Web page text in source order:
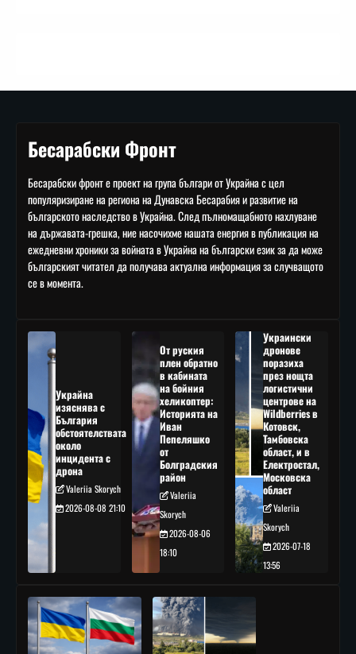
Бесарабски Фронт
Бесарабски фронт е проект на група българи от Украйна с цел
популяризиране на региона на Дунавска Бесарабия и развитие на
българското наследство в Украйна. След пълномащабното нахлуване
на държавата-грешка, ние насочихме нашата енергия в публикация на
ежедневни хроники за войната в Украйна на български език за да може
българският читател да получава актуална информация за случващото
се в момента.
Украйна
изяснява с
България
обстоятелствата
около
инцидента с
дрона
Valeriia Skorych
2026-08-08 21:10
От руския
плен обратно
в кабината
на бойния
хеликоптер:
Историята на
Иван
Пепеляшко
от
Болградския
район
Valeriia
Skorych
2026-08-06
18:10
Украински
дронове
поразиха
през нощта
логистични
центрове на
Wildberries в
Котовск,
Тамбовска
област, и в
Електростал,
Московска
област
Valeriia
Skorych
2026-07-18
13:56